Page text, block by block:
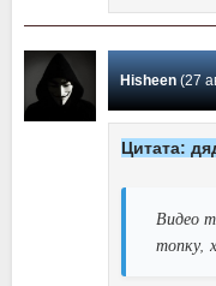
Hisheen(27
Цитата:
Видео
топку,